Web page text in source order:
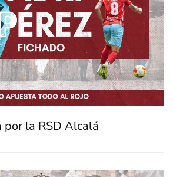
por la RSD Alcalá